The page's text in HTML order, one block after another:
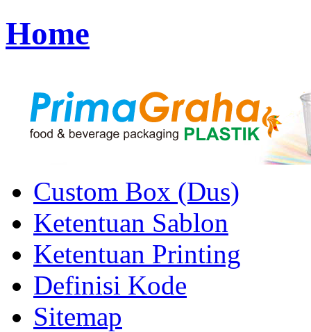
Home
Custom Box (Dus)
Ketentuan Sablon
Ketentuan Printing
Definisi Kode
Sitemap